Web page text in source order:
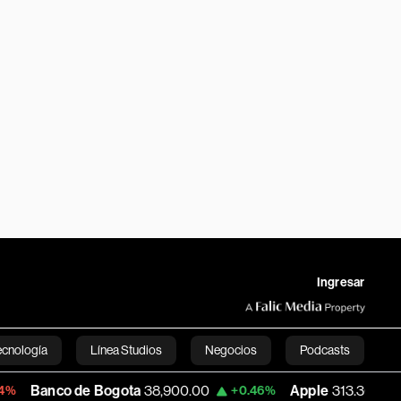
Ingresar
Línea Studios Negocios Podcasts
English
de Bogota 38,900.00 +0.46% Apple 313.305 +0.25%